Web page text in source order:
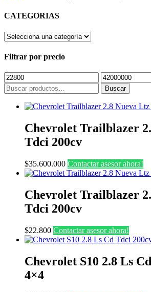
CATEGORIAS
Filtrar por precio
Precio
mínimo
Precio
máximo
Buscar
por:
Buscar
Chevrolet Trailblazer
Tdci 200cv
$35.600.000 Contactar asesor ahora!
Chevrolet Trailblazer
Tdci 200cv
$22.800 Contactar asesor ahora!
Chevrolet S10 2.8 Ls
4×4